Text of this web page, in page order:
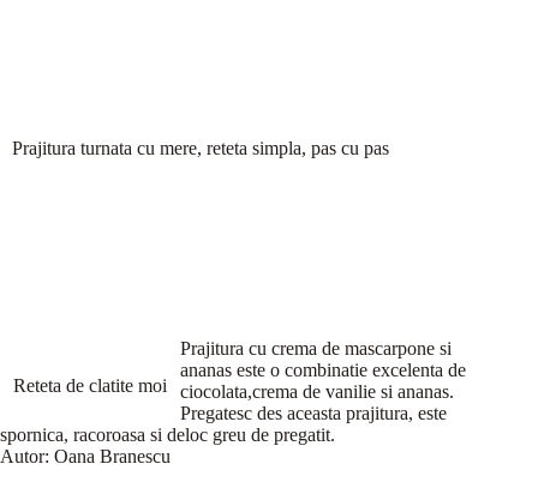
Prajitura turnata cu mere, reteta simpla, pas cu pas
Reteta de clatite moi
Prajitura cu crema de mascarpone si
ananas este o combinatie excelenta de
ciocolata,crema de vanilie si ananas.
Pregatesc des aceasta prajitura, este
spornica, racoroasa si deloc greu de pregatit.
Autor: Oana Branescu